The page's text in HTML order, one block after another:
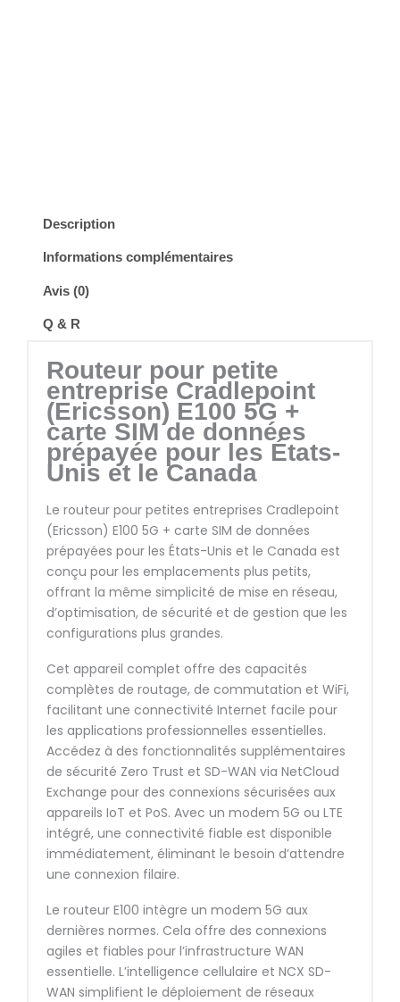
Description
Informations complémentaires
Avis (0)
Q & R
Routeur pour petite
entreprise Cradlepoint
(Ericsson) E100 5G +
carte SIM de données
prépayée pour les États-
Unis et le Canada
Le routeur pour petites entreprises Cradlepoint
(Ericsson) E100 5G + carte SIM de données
prépayées pour les États-Unis et le Canada est
conçu pour les emplacements plus petits,
offrant la même simplicité de mise en réseau,
d’optimisation, de sécurité et de gestion que les
configurations plus grandes.
Cet appareil complet offre des capacités
complètes de routage, de commutation et WiFi,
facilitant une connectivité Internet facile pour
les applications professionnelles essentielles.
Accédez à des fonctionnalités supplémentaires
de sécurité Zero Trust et SD-WAN via NetCloud
Exchange pour des connexions sécurisées aux
appareils IoT et PoS. Avec un modem 5G ou LTE
intégré, une connectivité fiable est disponible
immédiatement, éliminant le besoin d’attendre
une connexion filaire.
Le routeur E100 intègre un modem 5G aux
dernières normes. Cela offre des connexions
agiles et fiables pour l’infrastructure WAN
essentielle. L’intelligence cellulaire et NCX SD-
WAN simplifient le déploiement de réseaux